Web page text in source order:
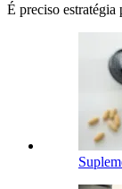
É preciso